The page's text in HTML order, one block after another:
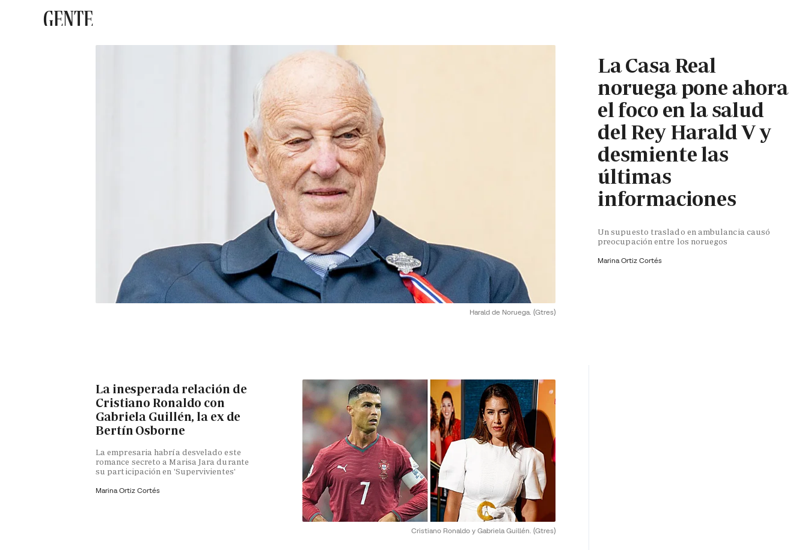
GENTE
Harald de Noruega. (Gtres)
La Casa Real
noruega pone ahora
el foco en la salud
del Rey Harald V y
desmiente las
últimas
informaciones
Un supuesto traslado en ambulancia causó
preocupación entre los noruegos
Marina Ortiz Cortés
Cristiano Ronaldo y Gabriela Guillén. (Gtres)
La inesperada relación de
Cristiano Ronaldo con
Gabriela Guillén, la ex de
Bertín Osborne
La empresaria habría desvelado este
romance secreto a Marisa Jara durante
su participación en 'Supervivientes'
Marina Ortiz Cortés